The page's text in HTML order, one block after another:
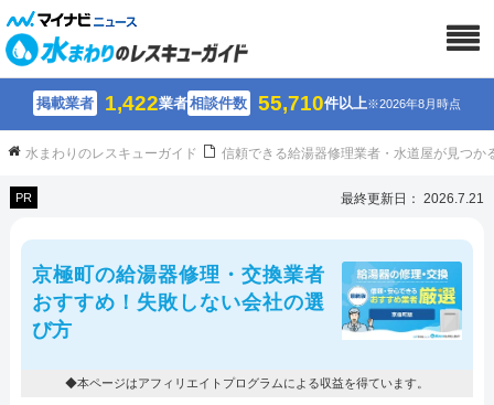
掲載業者 1,422業者相談件数 55,710件以上※2026年8月時点
水まわりのレスキューガイド 信頼できる給湯器修理業者・水道屋が見つか
PR 最終更新日： 2026.7.21
京極町の給湯器修理・交換業者
おすすめ！失敗しない会社の選
び方
◆本ページはアフィリエイトプログラムによる収益を得ています。